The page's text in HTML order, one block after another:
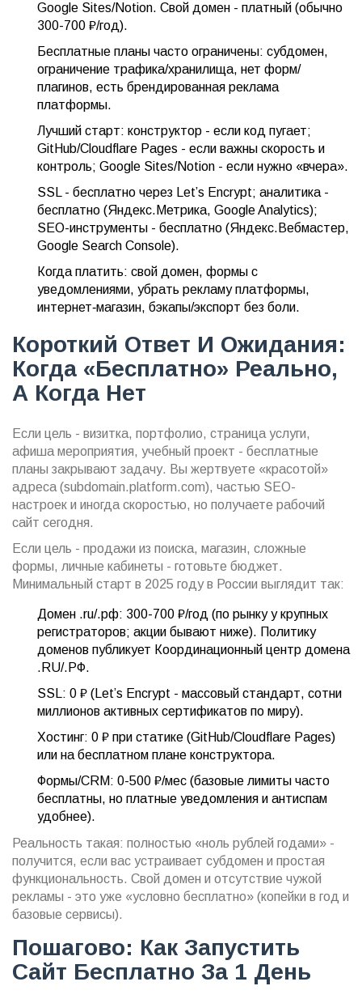
Google Sites/Notion. Свой домен - платный (обычно
300-700 ₽/год).
Бесплатные планы часто ограничены: субдомен,
ограничение трафика/хранилища, нет форм/
плагинов, есть брендированная реклама
платформы.
Лучший старт: конструктор - если код пугает;
GitHub/Cloudflare Pages - если важны скорость и
контроль; Google Sites/Notion - если нужно «вчера».
SSL - бесплатно через Let’s Encrypt; аналитика -
бесплатно (Яндекс.Метрика, Google Analytics);
SEO-инструменты - бесплатно (Яндекс.Вебмастер,
Google Search Console).
Когда платить: свой домен, формы с
уведомлениями, убрать рекламу платформы,
интернет‑магазин, бэкапы/экспорт без боли.
Короткий Ответ И Ожидания:
Когда «бесплатно» Реально,
А Когда Нет
Если цель - визитка, портфолио, страница услуги,
афиша мероприятия, учебный проект - бесплатные
планы закрывают задачу. Вы жертвуете «красотой»
адреса (subdomain.platform.com), частью SEO-
настроек и иногда скоростью, но получаете рабочий
сайт сегодня.
Если цель - продажи из поиска, магазин, сложные
формы, личные кабинеты - готовьте бюджет.
Минимальный старт в 2025 году в России выглядит так:
Домен .ru/.рф: 300-700 ₽/год (по рынку у крупных
регистраторов; акции бывают ниже). Политику
доменов публикует Координационный центр домена
.RU/.РФ.
SSL: 0 ₽ (Let’s Encrypt - массовый стандарт, сотни
миллионов активных сертификатов по миру).
Хостинг: 0 ₽ при статике (GitHub/Cloudflare Pages)
или на бесплатном плане конструктора.
Формы/CRM: 0-500 ₽/мес (базовые лимиты часто
бесплатны, но платные уведомления и антиспам
удобнее).
Реальность такая: полностью «ноль рублей годами» -
получится, если вас устраивает субдомен и простая
функциональность. Свой домен и отсутствие чужой
рекламы - это уже «условно бесплатно» (копейки в год и
базовые сервисы).
Пошагово: Как Запустить
Сайт Бесплатно За 1 День